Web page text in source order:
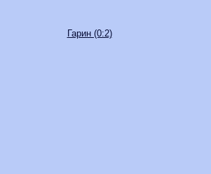
Гарин (0:2)